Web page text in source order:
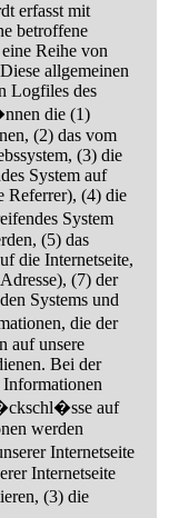
erfasst mit
betroffene
Reihe von
allgemeinen
Logfiles des
die (1)
(2) das vom
(3) die
System auf
Referrer), (4) die
System
(5) das
die Internetseite,
(7) der
Systems und
die der
auf unsere
Bei der
auf
werden
Internetseite
Internetseite
(3) die